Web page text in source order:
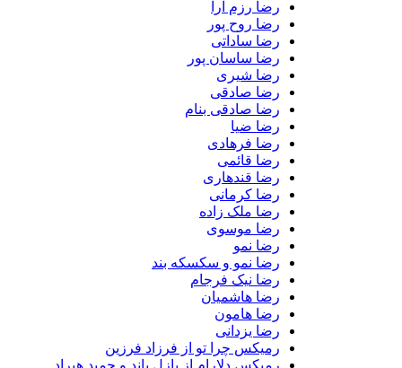
رضا رزم آرا
رضا روح پور
رضا ساداتی
رضا ساسان پور
رضا شیری
رضا صادقی
رضا صادقی بنام
رضا ضیا
رضا فرهادی
رضا قائمی
رضا قندهاری
رضا کرمانی
رضا ملک زاده
رضا موسوی
رضا نمو
رضا نمو و سکسکه بند
رضا نیک فرجام
رضا هاشمیان
رضا هامون
رضا یزدانی
رمیکس چرا تو از فرزاد فرزین